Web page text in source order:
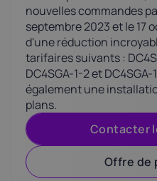
nouvelles commandes
septembre 2023 et le 17
d'une réduction
tarifaires suivants : DC4S
DC4SGA-1-2 et
également une
plans.
Contacter
Offre de
Latvia
21%
Netherlands
21%
20%